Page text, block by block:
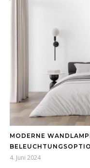
MODERNE
4. Juni 2024